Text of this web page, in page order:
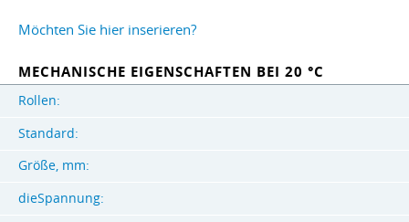
Möchten Sie hier inserieren?
MECHANISCHE EIGENSCHAFTEN BEI 20 °C
Rollen:
Standard:
Größe, mm:
dieSpannung: